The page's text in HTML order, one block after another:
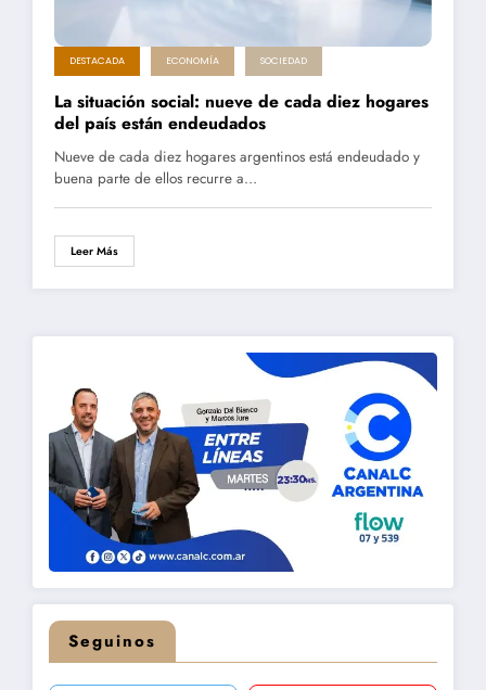
DESTACADA ECONOMÍA SOCIEDAD
La situación social: nueve de cada diez hogares
del país están endeudados
Nueve de cada diez hogares argentinos está endeudado y
buena parte de ellos recurre a…
Leer Más
Seguinos